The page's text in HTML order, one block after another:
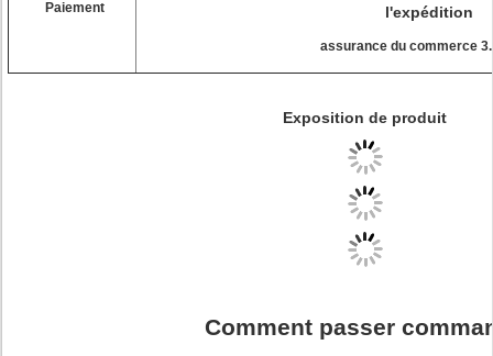
Paiement
l'expédition
assurance du commerce
Exposition de produit
Comment passer